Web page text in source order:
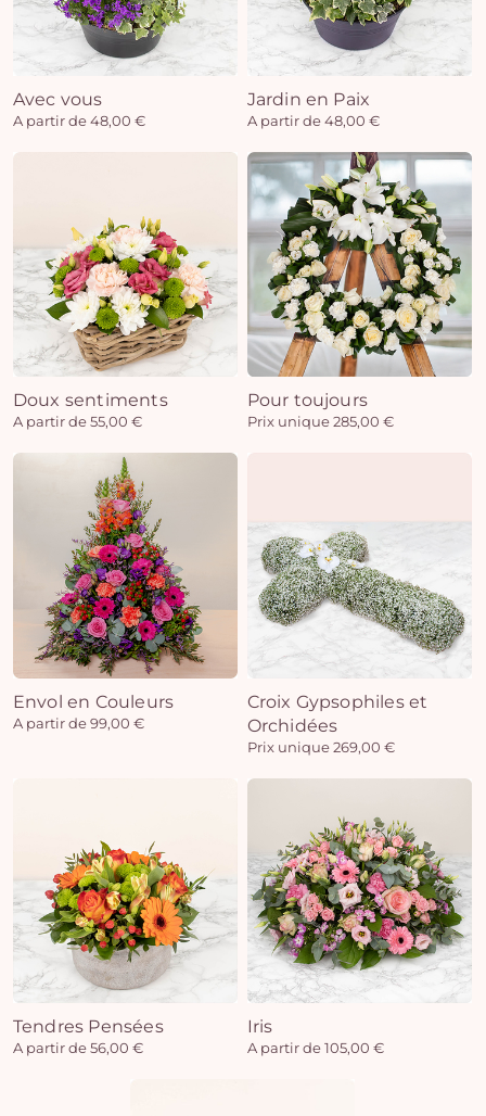
Avec vous
A partir de 48,00 €
Jardin en Paix
A partir de 48,00 €
Doux sentiments
A partir de 55,00 €
Pour toujours
Prix unique 285,00 €
Envol en Couleurs
A partir de 99,00 €
Croix Gypsophiles et
Orchidées
Prix unique 269,00 €
Tendres Pensées
A partir de 56,00 €
Iris
A partir de 105,00 €